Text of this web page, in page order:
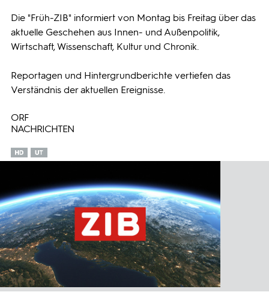
Programmwochen
Die "Früh-ZIB" informiert von Montag bis Freitag über das
aktuelle Geschehen aus Innen- und Außenpolitik,
Wirtschaft, Wissenschaft, Kultur und Chronik.
Reportagen und Hintergrundberichte vertiefen das
Verständnis der aktuellen Ereignisse.
ORF
NACHRICHTEN